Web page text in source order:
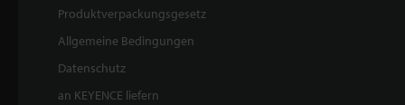
Produktverpackungsgesetz
Allgemeine Bedingungen
Datenschutz
an KEYENCE liefern